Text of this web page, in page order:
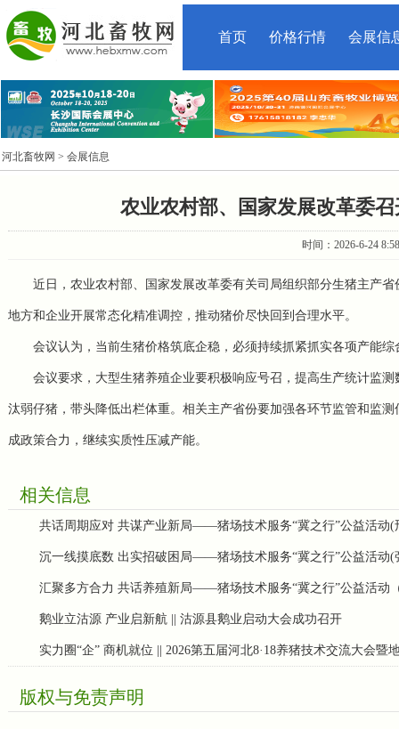
首页 价格行情 会展信
河北畜牧网 > 会展信息
农业农村部、国家发展改革委
时间：2026-6-24
近日，农业农村部、国家发展改革委有关司局组织部分生猪主产省
地方和企业开展常态化精准调控 ， 推动猪价尽快回到合理水平。
会议认为，当前生猪价格筑底企稳，必须持续抓紧抓实各项产能综
会议要求，大型生猪养殖企业要积极响应号召， 提高生产统计监测
汰弱仔猪 ， 带头降低出栏体重。相关主产省份要加强各环节监管和监测
成政策合力，继续实质性压减产能。
相关信息
共话周期应对 共谋产业新局——猪场技术服务“冀之行”公益活动(
沉一线摸底数 出实招破困局——猪场技术服务“冀之行”公益活动(
汇聚多方合力 共话养殖新局——猪场技术服务“冀之行”公益活动
鹅业立沽源 产业启新航 || 沽源县鹅业启动大会成功召开
实力圈“企” 商机就位 || 2026第五届河北8·18养猪技术交流大会暨
版权与免责声明